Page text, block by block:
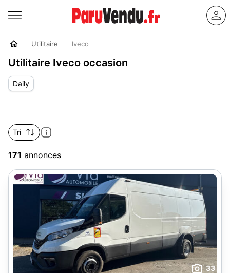
Utilitaire Iveco
Utilitaire Iveco occasion
Daily
Tri
171 annonces
33